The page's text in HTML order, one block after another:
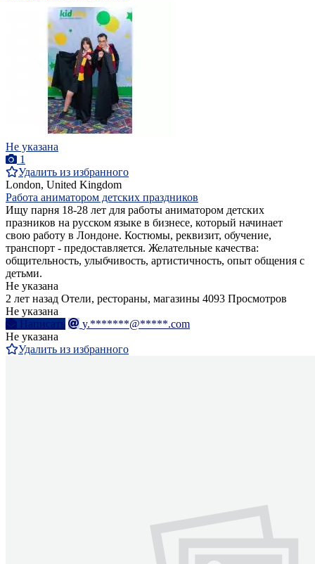
Не указана
1
Удалить из избранного
London, United Kingdom
Работа аниматором детских праздников
Ищу парня 18-28 лет для работы аниматором детских
празников на русском языке в бизнесе, который начинает
свою работу в Лондоне. Костюмы, реквизит, обучение,
транспорт - предоставляется. Желательные качества:
общительность, улыбчивость, артистичность, опыт общения с
детьми.
Не указана
2 лет назад Отели, рестораны, магазины 4093 Просмотров
Не указана
Написать
y.*******@*****.com
Не указана
Удалить из избранного